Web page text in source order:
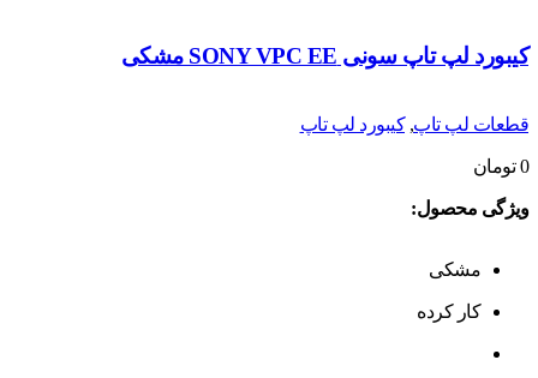
کیبورد لپ تاپ سونی SONY VPC EE مشکی
قطعات لپ تاپ,کیبورد لپ تاپ
0 تومان
ویژگی محصول:
مشکی
کار کرده